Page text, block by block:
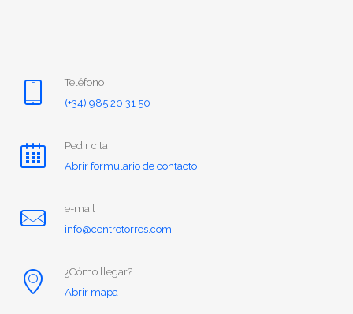
Teléfono
(+34) 985 20 31 50
Pedir cita
Abrir formulario de contacto
e-mail
info@centrotorres.com
¿Cómo llegar?
Abrir mapa